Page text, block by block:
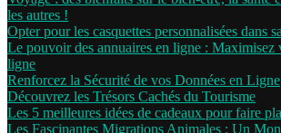
les autres !
Opter pour les casquettes personnalisées dans
Le pouvoir des annuaires en ligne : Maximisez
ligne
Renforcez la Sécurité de vos Données en Ligne
Découvrez les Trésors Cachés du Tourisme
Les 5 meilleures idées de cadeaux pour faire
Les Fascinantes Migrations Animales : Un